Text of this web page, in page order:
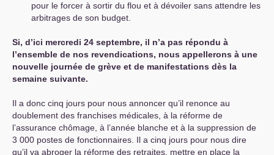
pour le forcer à sortir du flou et à dévoiler sans attendre les
arbitrages de son budget.
Si, d’ici mercredi 24 septembre, il n’a pas répondu à
l’ensemble de nos revendications, nous appellerons à une
nouvelle journée de grève et de manifestations dès la
semaine suivante.
Il a donc cinq jours pour nous annoncer qu’il renonce au
doublement des franchises médicales, à la réforme de
l’assurance chômage, à l’année blanche et à la suppression de
3 000 postes de fonctionnaires. Il a cinq jours pour nous dire
qu’il va abroger la réforme des retraites, mettre en place la